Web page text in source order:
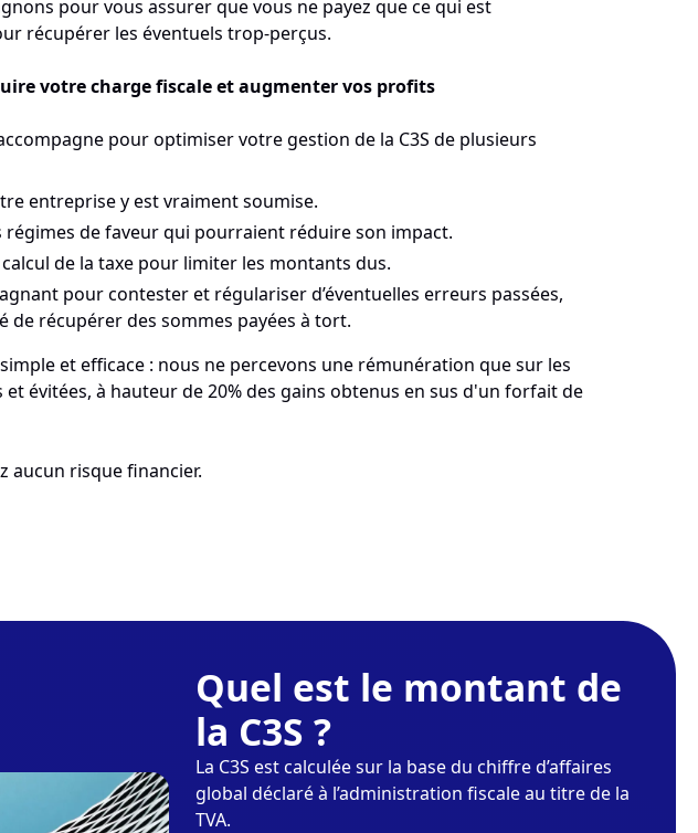
pour vous assurer que vous ne payez que ce qui est
récupérer les éventuels trop-perçus.
votre charge fiscale et augmenter vos profits
pour optimiser votre gestion de la C3S de plusieurs
entreprise y est vraiment soumise.
régimes de faveur qui pourraient réduire son impact.
de la taxe pour limiter les montants dus.
pour contester et régulariser d’éventuelles erreurs passées,
de récupérer des sommes payées à tort.
et efficace : nous ne percevons une rémunération que sur les
évitées, à hauteur de 20% des gains obtenus en sus d'un forfait de
aucun risque financier.
Quel est le montant de
la C3S ?
La C3S est calculée sur la base du chiffre d’affaires
global déclaré à l’administration fiscale au titre de la
TVA.